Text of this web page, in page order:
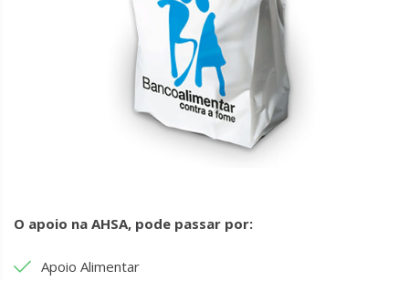
O apoio na AHSA, pode passar por:
Apoio Alimentar